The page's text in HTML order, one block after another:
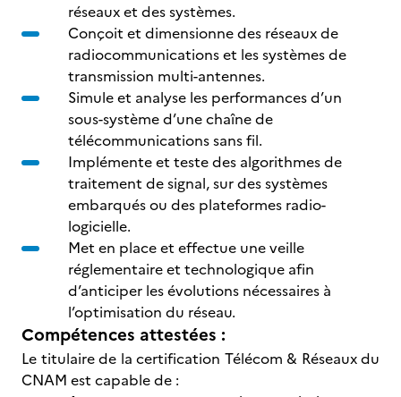
réseaux et des systèmes.
Conçoit et dimensionne des réseaux de
radiocommunications et les systèmes de
transmission multi-antennes.
Simule et analyse les performances d’un
sous-système d’une chaîne de
télécommunications sans fil.
Implémente et teste des algorithmes de
traitement de signal, sur des systèmes
embarqués ou des plateformes radio-
logicielle.
Met en place et effectue une veille
réglementaire et technologique afin
d’anticiper les évolutions nécessaires à
l’optimisation du réseau.
Compétences attestées :
Le titulaire de la certification Télécom & Réseaux du
CNAM est capable de :